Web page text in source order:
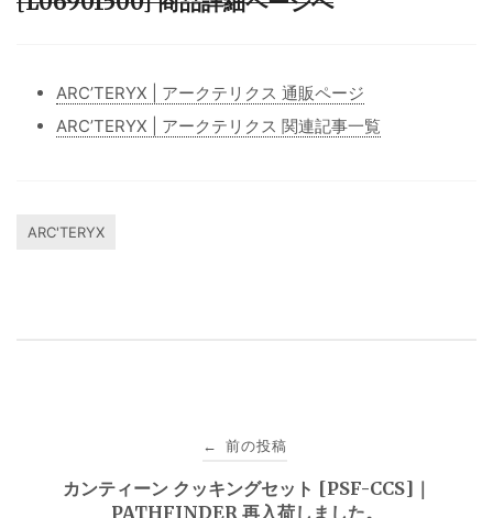
ARC’TERYX | アークテリクス 通販ページ
ARC’TERYX | アークテリクス 関連記事一覧
ARC'TERYX
← 前の投稿
カンティーン クッキングセット [PSF-CCS]｜
PATHFINDER 再入荷しました。